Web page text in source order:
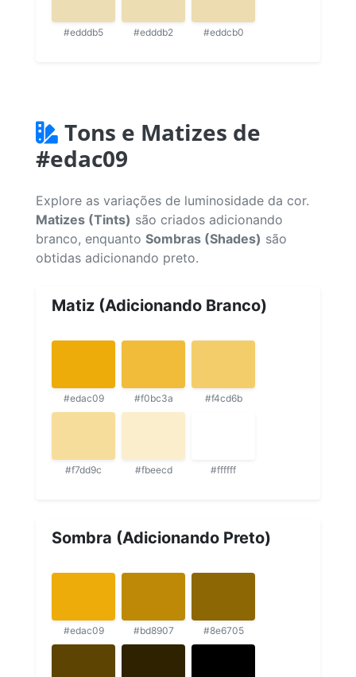
#edddb5 #edddb2 #eddcb0
Tons e Matizes de
#edac09
Explore as variações de luminosidade da cor.
Matizes (Tints) são criados adicionando
branco, enquanto Sombras (Shades) são
obtidas adicionando preto.
Matiz (Adicionando Branco)
#edac09 #f0bc3a #f4cd6b
#f7dd9c #fbeecd #ffffff
Sombra (Adicionando Preto)
#edac09 #bd8907 #8e6705